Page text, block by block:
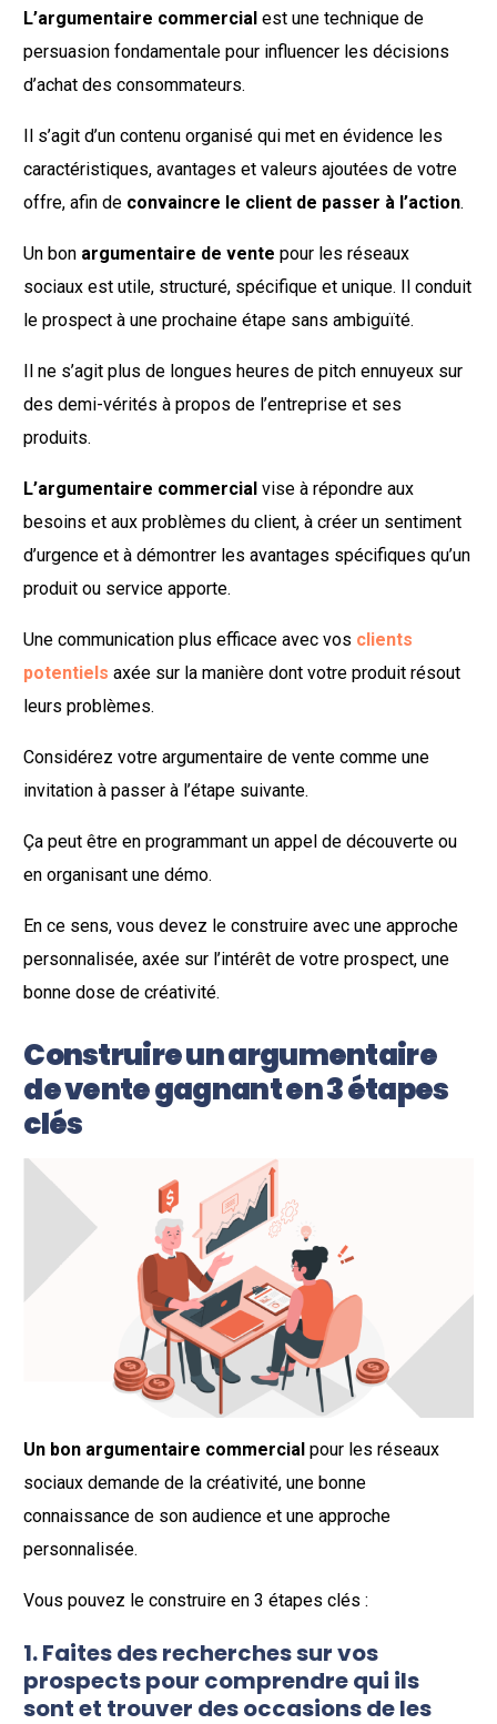
L’argumentaire commercial est une technique de
persuasion fondamentale pour influencer les décisions
d’achat des consommateurs.
Il s’agit d’un contenu organisé qui met en évidence les
caractéristiques, avantages et valeurs ajoutées de votre
offre, afin de convaincre le client de passer à l’action.
Un bon argumentaire de vente pour les réseaux
sociaux est utile, structuré, spécifique et unique. Il conduit
le prospect à une prochaine étape sans ambiguïté.
Il ne s’agit plus de longues heures de pitch ennuyeux sur
des demi-vérités à propos de l’entreprise et ses
produits.
L’argumentaire commercial vise à répondre aux
besoins et aux problèmes du client, à créer un sentiment
d’urgence et à démontrer les avantages spécifiques qu’un
produit ou service apporte.
Une communication plus efficace avec vos clients
potentiels axée sur la manière dont votre produit résout
leurs problèmes.
Considérez votre argumentaire de vente comme une
invitation à passer à l’étape suivante.
Ça peut être en programmant un appel de découverte ou
en organisant une démo.
En ce sens, vous devez le construire avec une approche
personnalisée, axée sur l’intérêt de votre prospect, une
bonne dose de créativité.
Construire un argumentaire
de vente gagnant en 3 étapes
clés
Un bon argumentaire commercialpour les réseaux
sociaux demande de la créativité, une bonne
connaissance de son audience et une approche
personnalisée.
Vous pouvez le construire en 3 étapes clés :
1. Faites des recherches sur vos
prospects pour comprendre qui ils
sont et trouver des occasions de les